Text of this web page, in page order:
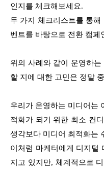
인지를 체크해보세요.
두 가지 체크리스트를 통
벤트를 바탕으로 전환 캠페
위의 사례와 같이 운영하
할 지에 대한 고민은 정말
우리가 운영하는 미디어는
적화가 되기 위한 최소 컨
생각보다 미디어 최적화는
이처럼 마케터에게 디지털
지고 있지만, 체계적으로